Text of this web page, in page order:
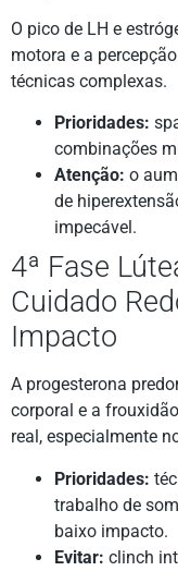
O pico de LH e
motora e a
técnicas complexas.
Prioridades:
combinações
Atenção: o
de
impecável.
4ª Fase
Cuidado
Impacto
A progesterona
corporal e a
real, especialmente
Prioridades:
trabalho de
baixo impacto.
Evitar: clinch